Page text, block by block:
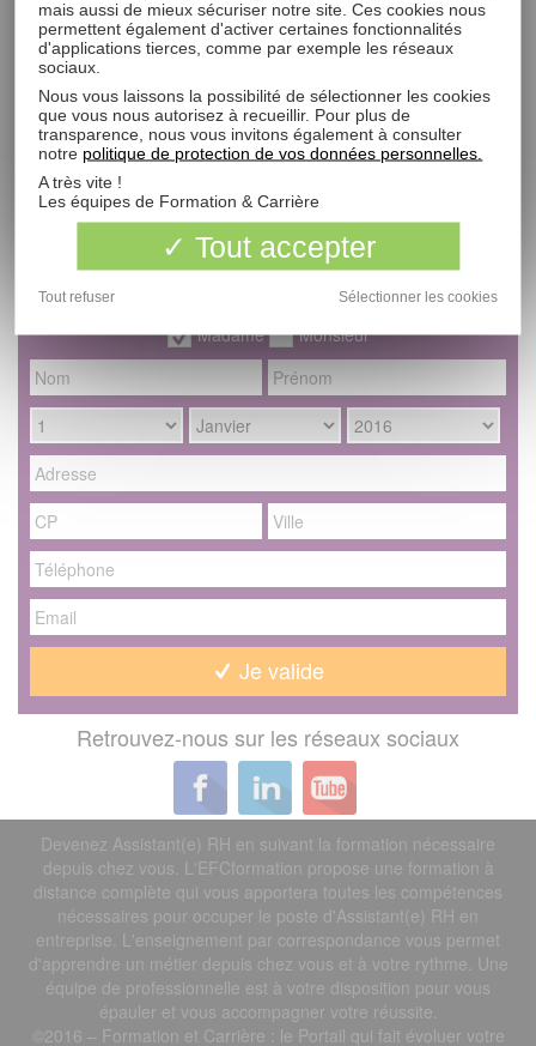
Humaines, cette formation devrait vous intéresser !
La formation
Pourquoi choisir ce métier ?
École dispensant la formation
Demande de documentation
Assistant.e Ressources Humaines
Madame Monsieur
Je valide
Retrouvez-nous sur les réseaux sociaux
Devenez Assistant(e) RH en suivant la formation nécessaire
depuis chez vous. L'EFCformation propose une formation à
distance complète qui vous apportera toutes les compétences
nécessaires pour occuper le poste d'Assistant(e) RH en
entreprise. L'enseignement par correspondance vous permet
d'apprendre un métier depuis chez vous et à votre rythme. Une
équipe de professionnelle est à votre disposition pour vous
épauler et vous accompagner votre réussite.
©2016 – Formation et Carrière : le Portail qui fait évoluer votre
mais aussi de mieux sécuriser notre site. Ces cookies nous
permettent également d'activer certaines fonctionnalités
d'applications tierces, comme par exemple les réseaux
sociaux.
Nous vous laissons la possibilité de sélectionner les cookies
que vous nous autorisez à recueillir. Pour plus de
transparence, nous vous invitons également à consulter
notre politique de protection de vos données personnelles.
A très vite !
Les équipes de Formation & Carrière
Tout accepter
Tout refuser Sélectionner les cookies